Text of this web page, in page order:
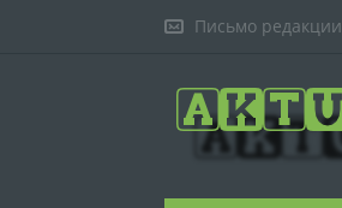
Письмо редакции